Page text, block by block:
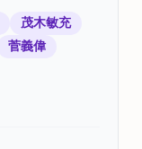
茂木敏充
菅義偉